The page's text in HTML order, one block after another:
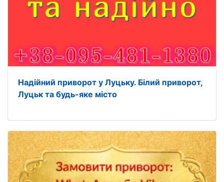
Надійний приворот у Луцьку. Білий приворот,
Луцьк та будь-яке місто